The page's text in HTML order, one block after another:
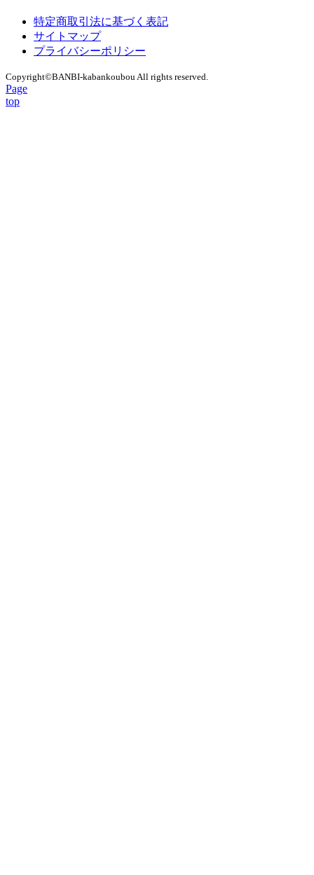
特定商取引法に基づく表記
サイトマップ
プライバシーポリシー
Copyright©︎BANBI-kabankoubou All rights reserved.
Page
top